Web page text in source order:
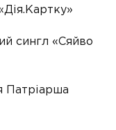
сингл «Сяйво
Патріарша